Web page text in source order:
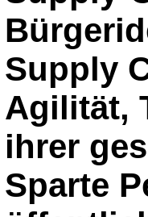
Supply
Agilität,
ihrer
Sparte